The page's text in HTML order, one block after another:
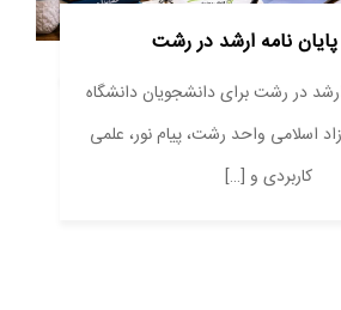
پایان نامه ارشد در رشت
ارشد در رشت برای دانشجویان دانشگاه
اسلامی واحد رشت، پیام نور، علمی
کاربردی و […]